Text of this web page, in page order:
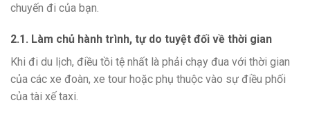
chuyến đi của bạn.
2.1. Làm chủ hành trình, tự do tuyệt đối về thời gian
Khi đi du lịch, điều tồi tệ nhất là phải chạy đua với thời gian
của các xe đoàn, xe tour hoặc phụ thuộc vào sự điều phối
của tài xế taxi.